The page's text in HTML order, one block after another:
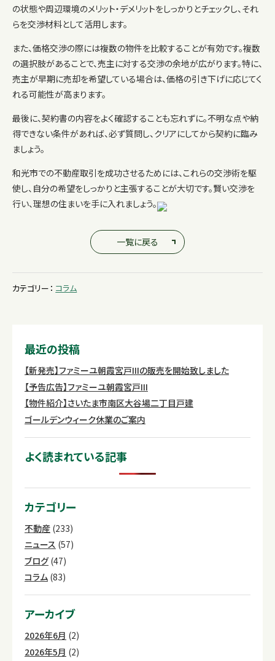
の状態や周辺環境のメリット・デメリットをしっかりとチェックし、それ
らを交渉材料として活用します。
また、価格交渉の際には複数の物件を比較することが有効です。複数
の選択肢があることで、売主に対する交渉の余地が広がります。特に、
売主が早期に売却を希望している場合は、価格の引き下げに応じてく
れる可能性が高まります。
最後に、契約書の内容をよく確認することも忘れずに。不明な点や納
得できない条件があれば、必ず質問し、クリアにしてから契約に臨み
ましょう。
和光市での不動産取引を成功させるためには、これらの交渉術を駆
使し、自分の希望をしっかりと主張することが大切です。賢い交渉を
行い、理想の住まいを手に入れましょう。
一覧に戻る
カテゴリー： コラム
最近の投稿
【新発売】ファミーユ朝霞宮戸IIIの販売を開始致しました
【予告広告】ファミーユ朝霞宮戸III
【物件紹介】さいたま市南区大谷場二丁目戸建
ゴールデンウィーク休業のご案内
よく読まれている記事
カテゴリー
不動産 (233)
ニュース (57)
ブログ(47)
コラム (83)
アーカイブ
2026年6月 (2)
2026年5月 (2)